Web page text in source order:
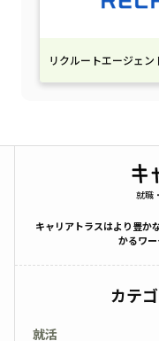
リクルートエージェン
就職
キャリアトラスはより豊か
かるワ
カテ
就活